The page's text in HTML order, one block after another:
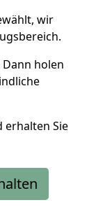
wir
Dann holen
erhalten Sie